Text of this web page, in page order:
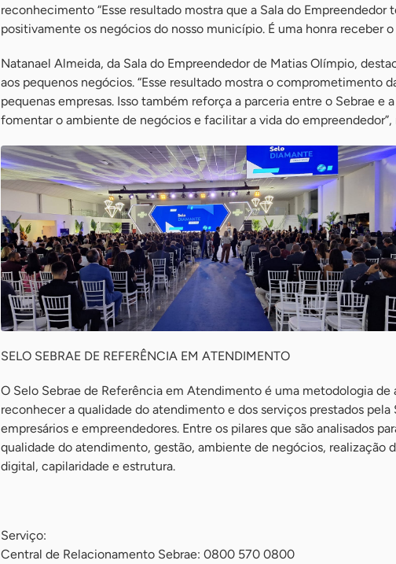
reconhecimento “Esse resultado mostra que a Sala do Empreendedor
positivamente os negócios do nosso município. É uma honra receber
Natanael Almeida, da Sala do Empreendedor de Matias Olímpio,
aos pequenos negócios. “Esse resultado mostra o comprometimento
pequenas empresas. Isso também reforça a parceria entre o Sebrae e
fomentar o ambiente de negócios e facilitar a vida do empreendedor”,
SELO SEBRAE DE REFERÊNCIA EM ATENDIMENTO
O Selo Sebrae de Referência em Atendimento é uma metodologia de
reconhecer a qualidade do atendimento e dos serviços prestados pela
empresários e empreendedores. Entre os pilares que são analisados
qualidade do atendimento, gestão, ambiente de negócios, realização
digital, capilaridade e estrutura.
Serviço:
Central de Relacionamento Sebrae: 0800 570 0800